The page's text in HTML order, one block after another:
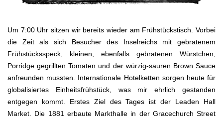
Um 7:00 Uhr sitzen wir bereits wieder am Frühstückstisch. Vorbei
die Zeit als sich Besucher des Inselreichs mit gebratenem
Frühstücksspeck, kleinen, ebenfalls gebratenen Würstchen,
Porridge gegrillten Tomaten und der würzig-sauren Brown Sauce
anfreunden mussten. Internationale Hotelketten sorgen heute für
globalisiertes Einheitsfrühstück, was mir ehrlich gestanden
entgegen kommt. Erstes Ziel des Tages ist der Leaden Hall
Market. Die 1881 erbaute Markthalle in der Gracechurch Street